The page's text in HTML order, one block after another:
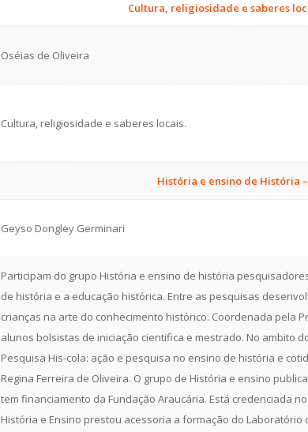
Cultura, religiosidade e saberes
Oséias de Oliveira
Cultura, religiosidade e saberes locais.
História e ensino de História –
Geyso Dongley Germinari
Participam do grupo História e ensino de história
de história e a educação histórica. Entre as pesquisas
crianças na arte do conhecimento histórico. Coordenada pela
alunos bolsistas de iniciação cientifica e mestrado. No ambito
Pesquisa His-cola: ação e pesquisa no ensino de história e
Regina Ferreira de Oliveira. O grupo de História e ensino
tem financiamento da Fundação Araucária. Está credenciada
História e Ensino prestou acessoria a formação do